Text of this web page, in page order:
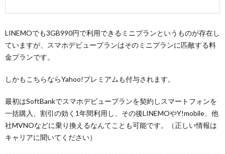
LINEMOでも3GB990円で利用できるミニプランというものが存在し
ていますが、スマホデビュープランはそのミニプランに匹敵する料
金プランです。
しかもこちらならYahoo!プレミアムも付与されます。
最初はSoftBankでスマホデビュープランを契約しスマートフォンを
一括購入、割引の効く1年間利用し、その後LINEMOやY!mobile、他
社MVNOなどに乗り換えるなんてことも可能です。（正しい情報は
キャリアに聞いてください）